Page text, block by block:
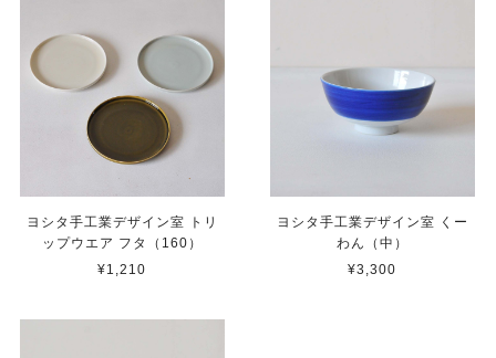
ヨシタ手工業デザイン室 トリ
ップウエア フタ（160）
¥1,210
ヨシタ手工業デザイン室 くー
わん（中）
¥3,300